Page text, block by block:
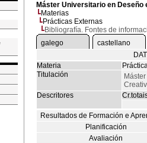
Máster Universitario en Deseño
Materias
Prácticas Externas
Bibliografía. Fontes de
galego
castellano
Materia
Titulación
Descritores
Resultados de Formación e
Planificación
Avaliación